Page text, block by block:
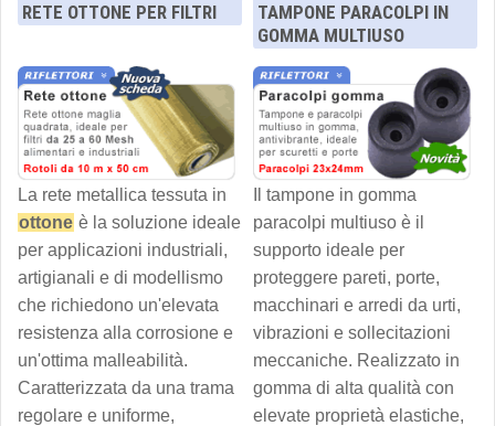
RETE OTTONE PER FILTRI
La rete metallica tessuta in
ottone è la soluzione ideale
per applicazioni industriali,
artigianali e di modellismo
che richiedono un'elevata
resistenza alla corrosione e
un'ottima malleabilità.
Caratterizzata da una trama
regolare e uniforme,
TAMPONE PARACOLPI IN
GOMMA MULTIUSO
Il tampone in gomma
paracolpi multiuso è il
supporto ideale per
proteggere pareti, porte,
macchinari e arredi da urti,
vibrazioni e sollecitazioni
meccaniche. Realizzato in
gomma di alta qualità con
elevate proprietà elastiche,